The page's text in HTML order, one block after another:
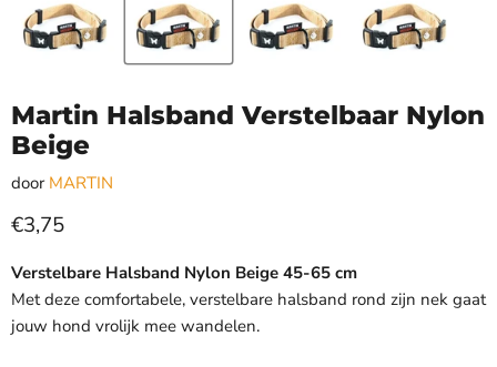
Martin Halsband Verstelbaar Nylon
Beige
door MARTIN
Huidige prijs
€3,75
Verstelbare Halsband Nylon Beige 45-65 cm
Met deze comfortabele, verstelbare halsband rond zijn nek gaat
jouw hond vrolijk mee wandelen.